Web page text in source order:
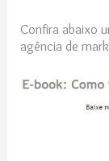
Confira abaixo
agência de